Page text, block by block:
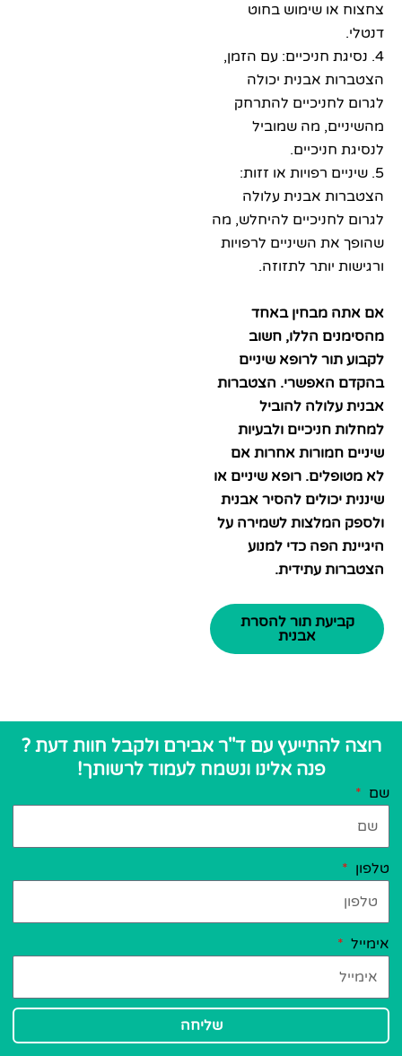
שימוש בחוט
חניכיים: עם הזמן,
אבנית יכולה
להתרחק
מה שמוביל
רפויות או זזות:
אבנית עלולה
להיחלש, מה
השיניים לרפויות
יותר לתזוזה.
מבחין באחד
הללו, חשוב
לרופא שיניים
הצטברות
להוביל
ולבעיות
חמורות אחרות אם
רופא שיניים או
להסיר אבנית
לשמירה על
הפה כדי למנוע
עתידית.
תור להסרת
עם ד''ר אבירם ולקבל חוות דעת ?
פנה אלינו ונשמח לעמוד לרשותך!